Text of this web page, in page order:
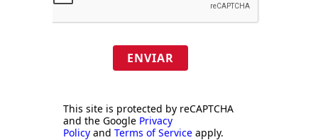
ENVIAR
This site is protected by reCAPTCHA
and the Google Privacy
Policy and Terms of Service apply.